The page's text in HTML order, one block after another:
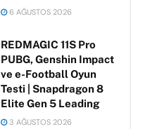
6 AĞUSTOS 2026
REDMAGIC 11S Pro
PUBG, Genshin Impact
ve e-Football Oyun
Testi | Snapdragon 8
Elite Gen 5 Leading
3 AĞUSTOS 2026